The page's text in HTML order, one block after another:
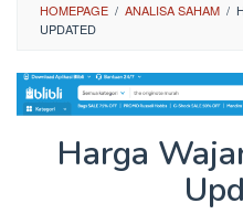
HOMEPAGE / ANALISA SAHAM /
UPDATED
Harga